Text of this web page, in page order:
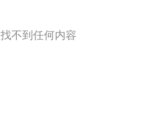
找不到任何内容